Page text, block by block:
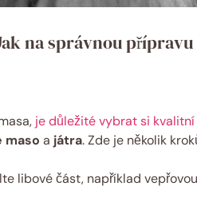
na správnou přípravu
je důležité vybrat si
maso a játra. Zde je několik
libové část, například